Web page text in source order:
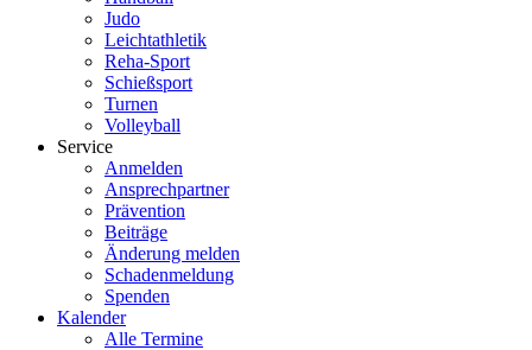
Judo
Leichtathletik
Reha-Sport
Schießsport
Turnen
Volleyball
Service
Anmelden
Ansprechpartner
Prävention
Beiträge
Änderung melden
Schadenmeldung
Spenden
Kalender
Alle Termine